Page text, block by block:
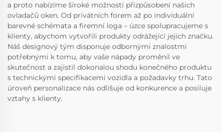
a proto nabízíme široké možnosti přizpůsobení našich
ovladačů oken. Od privátních forem až po individuální
barevné schémata a firemní loga – úzce spolupracujeme s
klienty, abychom vytvořili produkty odrážející jejich značku.
Náš designový tým disponuje odbornými znalostmi
potřebnými k tomu, aby vaše nápady proměnil ve
skutečnost a zajistil dokonalou shodu konečného produktu
s technickými specifikacemi vozidla a požadavky trhu. Tato
úroveň personalizace nás odlišuje od konkurence a posiluje
vztahy s klienty.